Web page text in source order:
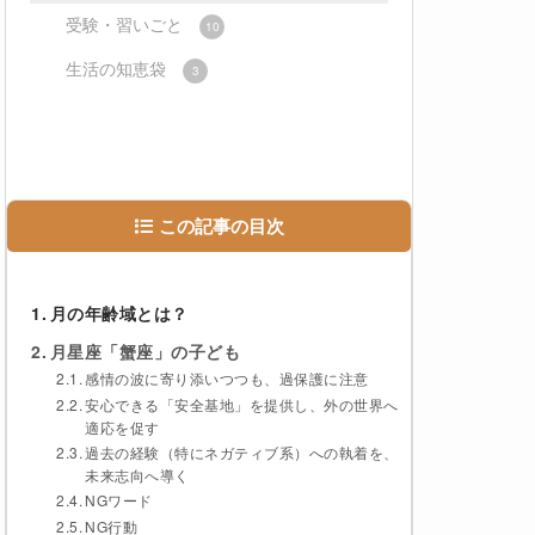
受験・習いごと 10
生活の知恵袋 3
この記事の目次
月の年齢域とは？
月星座「蟹座」の子ども
感情の波に寄り添いつつも、過保護に注意
安心できる「安全基地」を提供し、外の世界へ
適応を促す
過去の経験（特にネガティブ系）への執着を、
未来志向へ導く
NGワード
NG行動